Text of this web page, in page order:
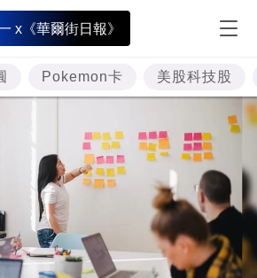
x《華爾街日報》
Pokemon卡 美股科技股